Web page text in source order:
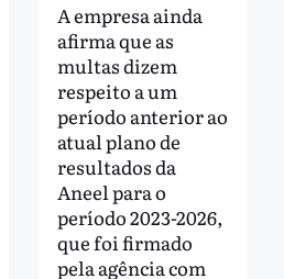
A empresa ainda
afirma que as
multas dizem
respeito a um
período anterior ao
atual plano de
resultados da
Aneel para o
período 2023-2026,
que foi firmado
pela agência com